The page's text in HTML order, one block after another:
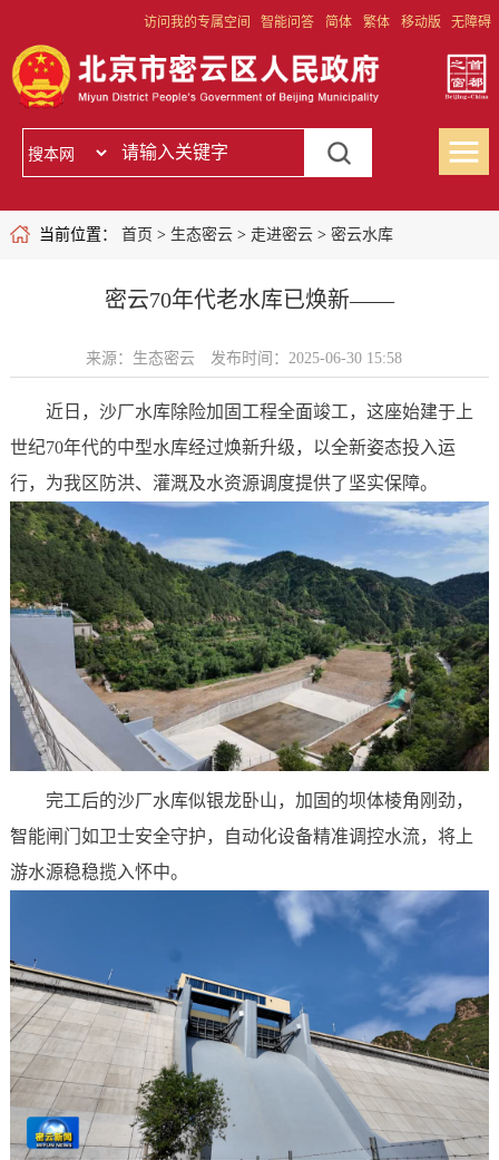
访问我的专属空间 智能问答 简体 繁体 移动版 无障碍
当前位置： 首页 > 生态密云> 走进密云> 密云水库
密云70年代老水库已焕新——
来源：生态密云 发布时间：2025-06-30 15:58
近日，沙厂水库除险加固工程全面竣工，这座始建于上
世纪70年代的中型水库经过焕新升级，以全新姿态投入运
行，为我区防洪、灌溉及水资源调度提供了坚实保障。
完工后的沙厂水库似银龙卧山，加固的坝体棱角刚劲，
智能闸门如卫士安全守护，自动化设备精准调控水流，将上
游水源稳稳揽入怀中。